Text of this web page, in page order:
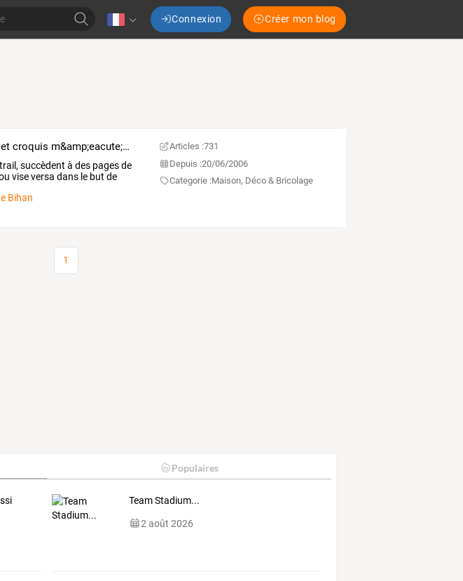
Connexion Créer mon blog
histoire du vitrail et croquis m&amp;eacute;moire
succèdent à des pagesde
viseversa dans le but de
Bihan
Articles :731
Depuis :20/06/2006
Categorie :Maison, Déco & Bricolage
1
Populaires
Team Stadium...
2 août 2026